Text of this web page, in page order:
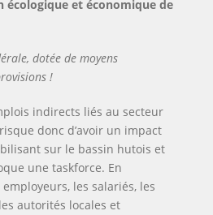
écologique et économique de
dotée de moyens
!
indirects liés au secteur
donc d’avoir un impact
sur le bassin hutois et
une taskforce. En
les salariés, les
autorités locales et